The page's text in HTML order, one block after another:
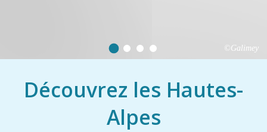
©Galimey
Découvrez les Hautes-
Alpes